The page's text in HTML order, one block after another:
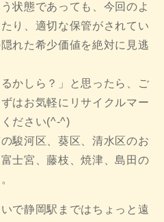
う状態であっても、今回のよ
り、適切な保管がされてい
れた希少価値を絶対に見逃
かしら？」と思ったら、ご
はお気軽にリサイクルマー
ださい(^-^)
駿河区、葵区、清水区のお
士宮、藤枝、焼津、島田の
で静岡駅まではちょっと遠